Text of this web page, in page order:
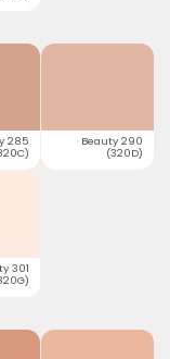
285
Beauty 290
(320D)
301